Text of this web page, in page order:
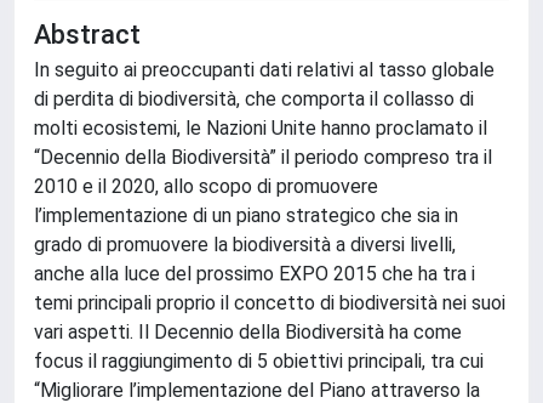
Abstract
In seguito ai preoccupanti dati relativi al tasso globale
di perdita di biodiversità, che comporta il collasso di
molti ecosistemi, le Nazioni Unite hanno proclamato il
“Decennio della Biodiversità” il periodo compreso tra il
2010 e il 2020, allo scopo di promuovere
l’implementazione di un piano strategico che sia in
grado di promuovere la biodiversità a diversi livelli,
anche alla luce del prossimo EXPO 2015 che ha tra i
temi principali proprio il concetto di biodiversità nei suoi
vari aspetti. Il Decennio della Biodiversità ha come
focus il raggiungimento di 5 obiettivi principali, tra cui
“Migliorare l’implementazione del Piano attraverso la